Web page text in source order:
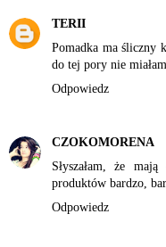
TERII
Pomadka ma śliczny
do tej pory nie miałam.
Odpowiedz
CZOKOMORENA
Słyszałam, że
produktów bardzo,
Odpowiedz